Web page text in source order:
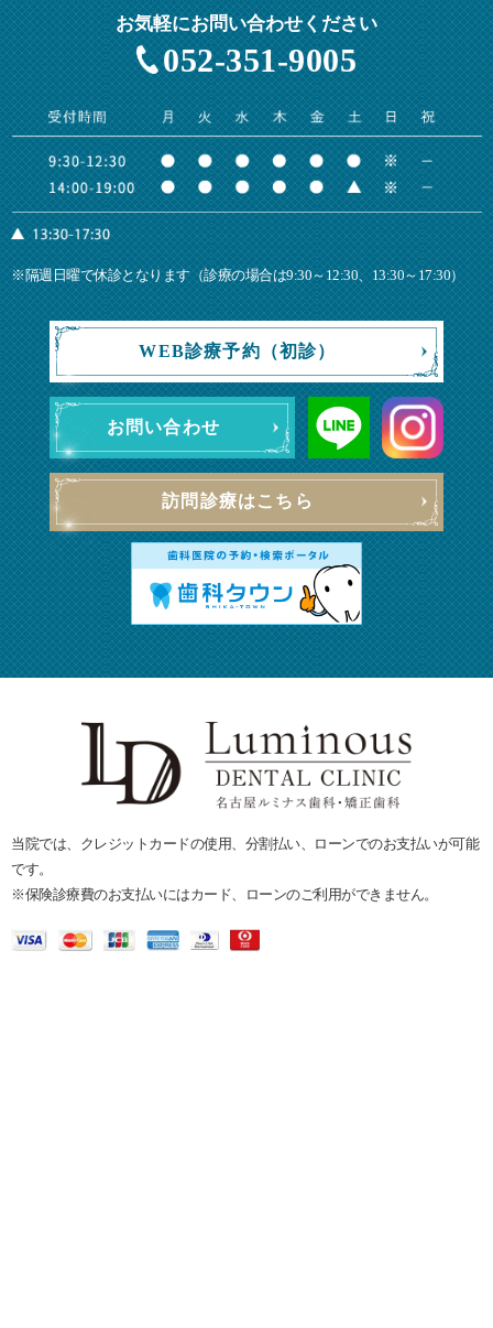
お気軽にお問い合わせください
052-351-9005
※隔週日曜で休診となります（診療の場合は9:30～12:30、13:30～17:30）
WEB診療予約（初診）
お問い合わせ
訪問診療はこちら
当院では、クレジットカードの使用、分割払い、ローンでのお支払いが可能
です。
※保険診療費のお支払いにはカード、ローンのご利用ができません。